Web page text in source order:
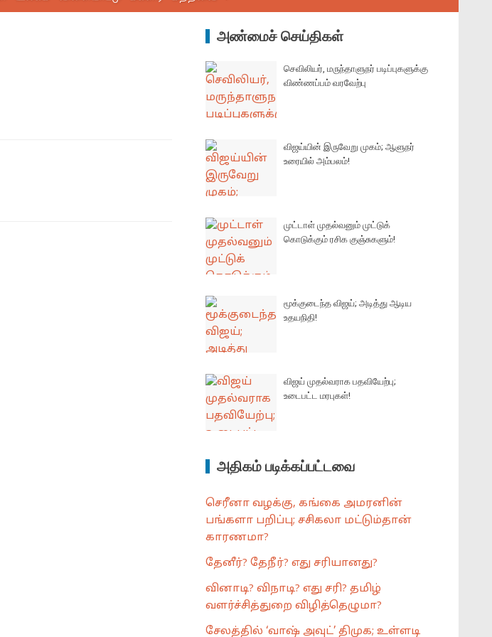
அண்மைச் செய்திகள்
செவிலியர், மருந்தாளுநர் படிப்புகளுக்கு
விண்ணப்பம் வரவேற்பு
விஜய்யின் இருவேறு முகம்; ஆளுநர்
உரையில் அம்பலம்!
முட்டாள் முதல்வனும் முட்டுக்
கொடுக்கும் ரசிக குஞ்சுகளும்!
மூக்குடைந்த விஜய்; அடித்து ஆடிய
உதயநிதி!
விஜய் முதல்வராக பதவியேற்பு;
உடைபட்ட மரபுகள்!
அதிகம் படிக்கப்பட்டவை
செரீனா வழக்கு, கங்கை அமரனின்
பங்களா பறிப்பு; சசிகலா மட்டும்தான்
காரணமா?
தேனீர்? தேநீர்? எது சரியானது?
வினாடி? விநாடி? எது சரி? தமிழ்
வளர்ச்சித்துறை விழித்தெழுமா?
சேலத்தில் ‘வாஷ் அவுட்’ திமுக; உள்ளடி